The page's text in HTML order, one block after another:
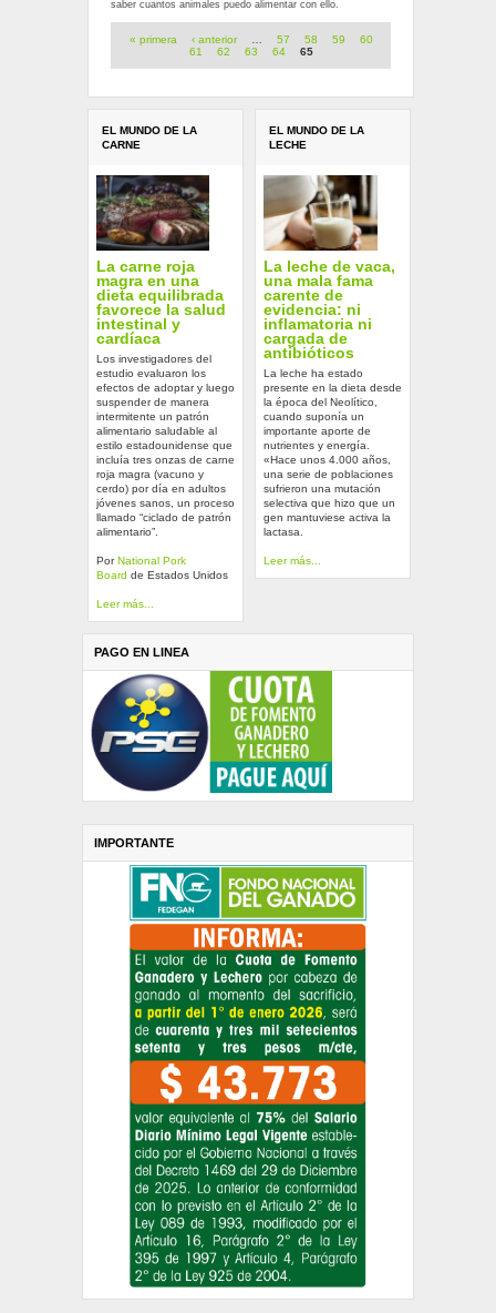
saber cuantos animales puedo alimentar con ello.
Páginas
« primera ‹ anterior … 57 58 59
60
61
62 63 64 65
EL MUNDO DE LA
CARNE
La carne roja
magra en una
dieta equilibrada
favorece la salud
intestinal y
cardíaca
Los investigadores del
estudio evaluaron los
efectos de adoptar y luego
suspender de manera
intermitente un patrón
alimentario saludable al
estilo estadounidense que
incluía tres onzas de carne
roja magra (vacuno y
cerdo) por día en adultos
jóvenes sanos, un proceso
llamado “ciclado de patrón
alimentario”.
Por National Pork
Board de Estados Unidos
Leer más...
EL MUNDO DE LA
LECHE
La leche de vaca,
una mala fama
carente de
evidencia: ni
inflamatoria ni
cargada de
antibióticos
La leche ha estado
presente en la dieta desde
la época del Neolítico,
cuando suponía un
importante aporte de
nutrientes y energía.
«Hace unos 4.000 años,
una serie de poblaciones
sufrieron una mutación
selectiva que hizo que un
gen mantuviese activa la
lactasa.
Leer más...
PAGO EN LINEA
IMPORTANTE